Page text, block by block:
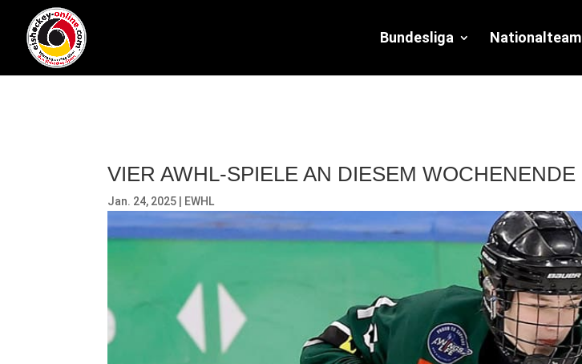
Bundesliga Nationalteam
VIER AWHL-SPIELE AN DIESEM WOCHENENDE
Jan. 24, 2025 EWHL